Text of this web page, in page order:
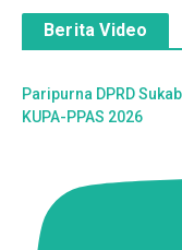
Berita Video
Paripurna DPRD
KUPA-PPAS 2026